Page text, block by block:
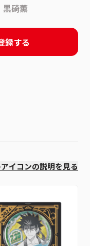
碕薫
録する
イコンの説明を見る